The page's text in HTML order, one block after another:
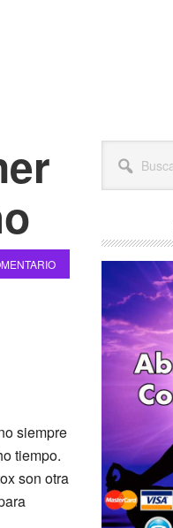
siempre
tiempo.
son otra
Barra
lateral
esta